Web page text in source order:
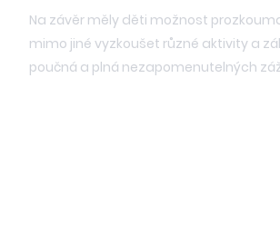
Na závěr měly děti možnost
mimo jiné vyzkoušet různé aktivity a
poučná a plná nezapomenutelných